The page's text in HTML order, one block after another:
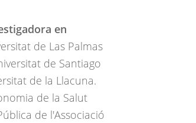
en
de Las Palmas
de Santiago
de la Llacuna.
de la Salut
de l'Associació